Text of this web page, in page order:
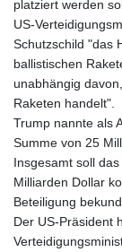
platziert werden
US-
Schutzschild "das
ballistischen
unabhängig
Raketen handelt".
Trump nannte als
Summe von 25
Insgesamt soll
Milliarden Dollar
Beteiligung
Der US-Präsident